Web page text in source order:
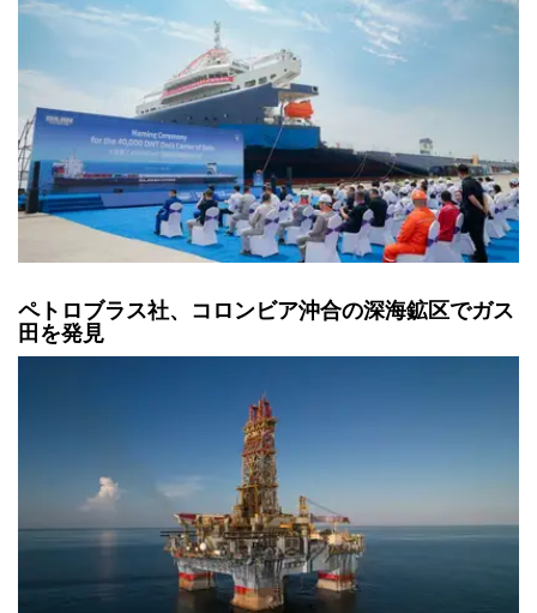
ペトロブラス社、コロンビア沖合の深海鉱区でガス
田を発見